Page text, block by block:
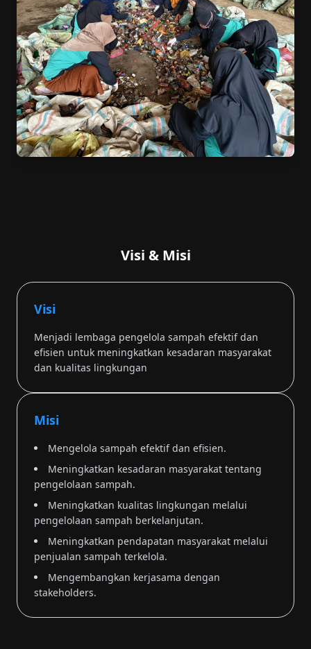
Visi & Misi
Visi
Menjadi lembaga pengelola sampah efektif dan
efisien untuk meningkatkan kesadaran masyarakat
dan kualitas lingkungan
Misi
Mengelola sampah efektif dan efisien.
Meningkatkan kesadaran masyarakat tentang
pengelolaan sampah.
Meningkatkan kualitas lingkungan melalui
pengelolaan sampah berkelanjutan.
Meningkatkan pendapatan masyarakat melalui
penjualan sampah terkelola.
Mengembangkan kerjasama dengan
stakeholders.